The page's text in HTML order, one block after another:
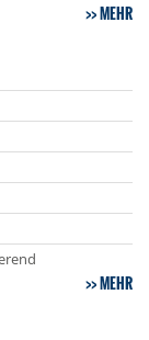
MEHR
MEHR